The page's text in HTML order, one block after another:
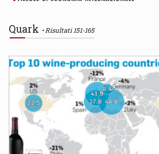
Quark Risultati 151-165